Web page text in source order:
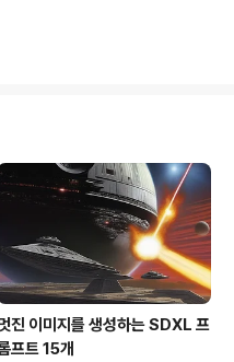
는 마이크
보니 제가
네요. 빨리
렇게나 흘러
런데 아쉽게
진 이미지를 생성하는 SDXL 프
프트 15개